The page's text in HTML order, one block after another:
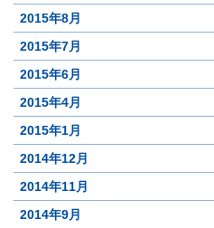
2015年8月
2015年7月
2015年6月
2015年4月
2015年1月
2014年12月
2014年11月
2014年9月